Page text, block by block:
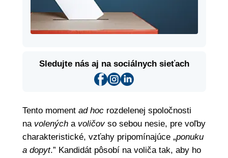
Sledujte nás aj na sociálnych sieťach
Tento moment ad hocrozdelenej spoločnosti
na volenýcha voličov so sebou nesie, pre voľby
charakteristické, vzťahy pripomínajúce „ponuku
a dopyt.” Kandidát pôsobí na voliča tak, aby ho